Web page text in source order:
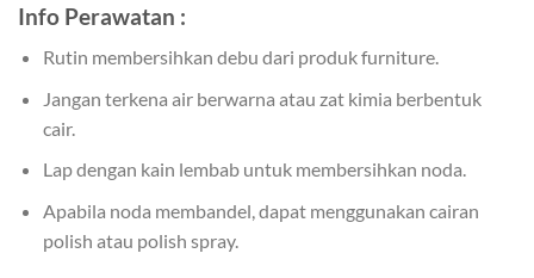
Info Perawatan :
Rutin membersihkan debu dari produk furniture.
Jangan terkena air berwarna atau zat kimia berbentuk
cair.
Lap dengan kain lembab untuk membersihkan noda.
Apabila noda membandel, dapat menggunakan cairan
polish atau polish spray.